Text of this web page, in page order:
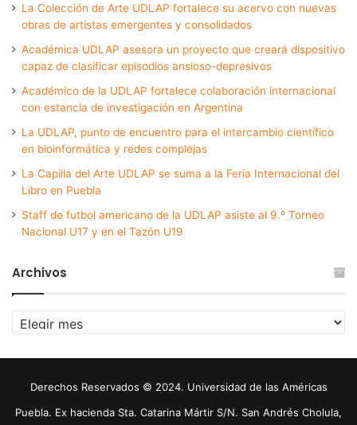
La Colección de Arte UDLAP fortalece su acervo con nuevas
obras de artistas emergentes y consolidados
Académica UDLAP asesora un proyecto que creará dispositivo
capaz de clasificar episodios ansioso-depresivos
Académico de la UDLAP fortalece colaboración internacional
con estancia de investigación en Argentina
La UDLAP, punto de encuentro para el intercambio científico
en bioinformática y redes complejas
La Capilla del Arte UDLAP se suma a la Feria Internacional del
Libro en Puebla
Staff de futbol americano de la UDLAP asiste al 9.º Torneo
Nacional U17 y en el Tazón U19
Archivos
Archivos
Derechos Reservados © 2024. Universidad de las Américas
Puebla. Ex hacienda Sta. Catarina Mártir S/N. San Andrés Cholula,